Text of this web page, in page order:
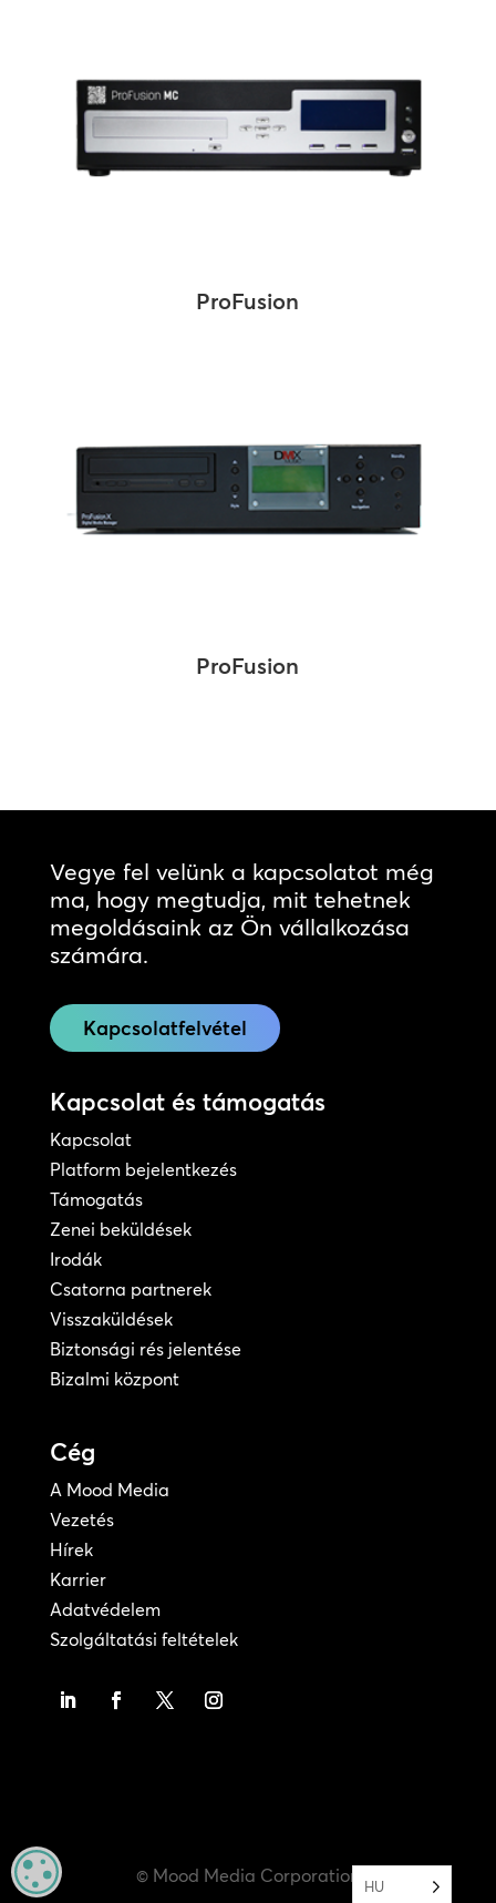
ProFusion
ProFusion
Vegye fel velünk a kapcsolatot még
ma, hogy megtudja, mit tehetnek
megoldásaink az Ön vállalkozása
számára.
Kapcsolatfelvétel
Kapcsolat és támogatás
Kapcsolat
Platform bejelentkezés
Támogatás
Zenei beküldések
Irodák
Csatorna partnerek
Visszaküldések
Biztonsági rés jelentése
Bizalmi központ
Cég
A Mood Media
Vezetés
Hírek
Karrier
Adatvédelem
Szolgáltatási feltételek
© Mood Media Corporation HU
MANAGE PRIVACY